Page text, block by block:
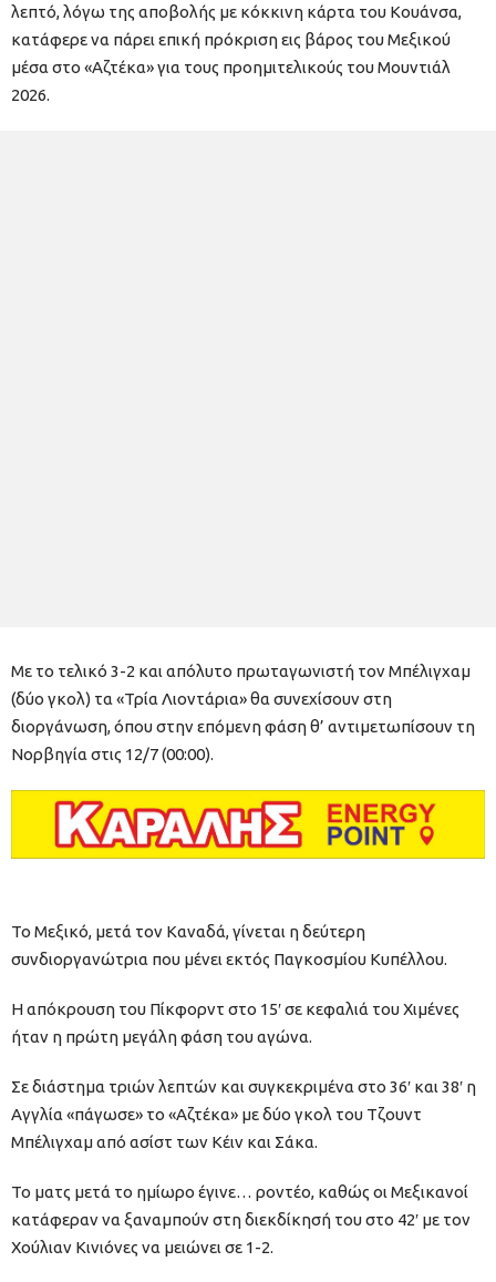
λεπτό, λόγω της αποβολής με κόκκινη κάρτα του Κουάνσα,
κατάφερε να πάρει επική πρόκριση εις βάρος του Μεξικού
μέσα στο «Αζτέκα» για τους προημιτελικούς του Μουντιάλ
2026.
Με το τελικό 3-2 και απόλυτο πρωταγωνιστή τον Μπέλιγχαμ
(δύο γκολ) τα «Τρία Λιοντάρια» θα συνεχίσουν στη
διοργάνωση, όπου στην επόμενη φάση θ’ αντιμετωπίσουν τη
Νορβηγία στις 12/7 (00:00).
Το Μεξικό, μετά τον Καναδά, γίνεται η δεύτερη
συνδιοργανώτρια που μένει εκτός Παγκοσμίου Κυπέλλου.
Η απόκρουση του Πίκφορντ στο 15′ σε κεφαλιά του Χιμένες
ήταν η πρώτη μεγάλη φάση του αγώνα.
Σε διάστημα τριών λεπτών και συγκεκριμένα στο 36′ και 38′ η
Αγγλία «πάγωσε» το «Αζτέκα» με δύο γκολ του Τζουντ
Μπέλιγχαμ από ασίστ των Κέιν και Σάκα.
Το ματς μετά το ημίωρο έγινε… ροντέο, καθώς οι Μεξικανοί
κατάφεραν να ξαναμπούν στη διεκδίκησή του στο 42′ με τον
Χούλιαν Κινιόνες να μειώνει σε 1-2.